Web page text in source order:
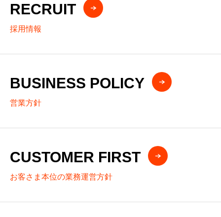
RECRUIT
採用情報
BUSINESS POLICY
営業方針
CUSTOMER FIRST
お客さま本位の業務運営方針